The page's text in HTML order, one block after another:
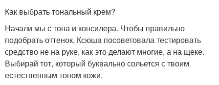
Как выбрать тональный крем?
Начали мы с тона и консилера. Чтобы правильно
подобрать оттенок, Ксюша посоветовала тестировать
средство не на руке, как это делают многие, а на щеке.
Выбирай тот, который буквально сольется с твоим
естественным тоном кожи.